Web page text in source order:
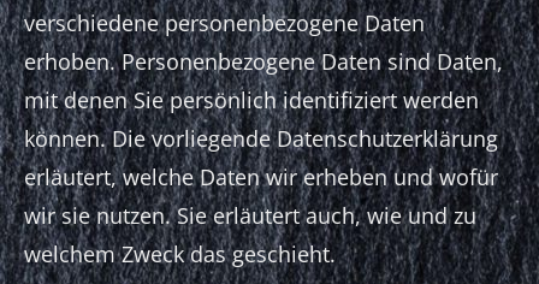
verschiedene personenbezogene Daten
erhoben. Personenbezogene Daten sind Daten,
mit denen Sie persönlich identifiziert werden
können. Die vorliegende Datenschutzerklärung
erläutert, welche Daten wir erheben und wofür
wir sie nutzen. Sie erläutert auch, wie und zu
welchem Zweck das geschieht.